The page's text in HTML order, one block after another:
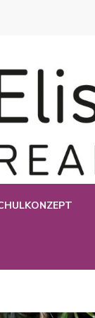
Esslingen